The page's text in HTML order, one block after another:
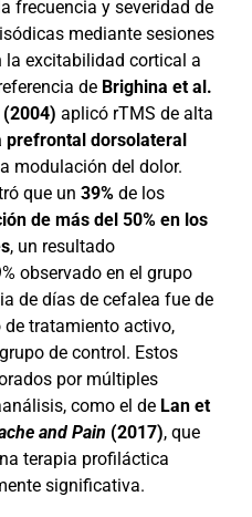
frecuencia y severidad de
mediante sesiones
la excitabilidad cortical a
de Brighina et al.
aplicó rTMS de alta
prefrontal dorsolateral
modulación del dolor.
que un 39%de los
de más del 50% en los
, un resultado
observado en el grupo
de días de cefalea fue de
tratamiento activo,
de control. Estos
por múltiples
como el de Lan et
and Pain (2017), que
terapia profiláctica
significativa.